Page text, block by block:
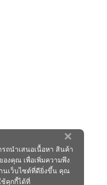
×
รถนำเสนอเนื้อหา สินค้า
งคุณ เพื่อเพิ่มความพึง
นเว็บไซต์ที่ดียิ่งขึ้น คุณ
ช้คุกกี้ได้ที่